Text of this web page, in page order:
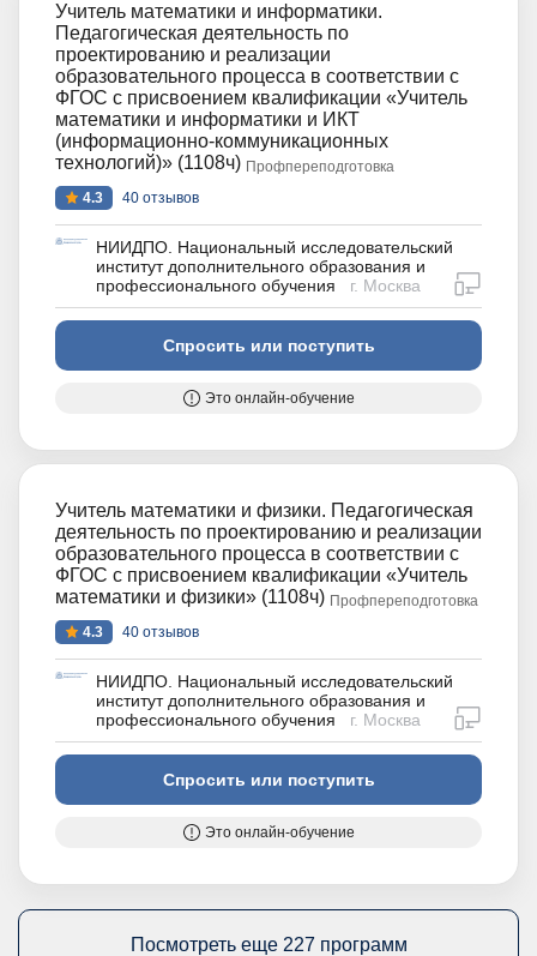
Учитель математики и информатики.
Педагогическая деятельность по
проектированию и реализации
образовательного процесса в соответствии с
ФГОС с присвоением квалификации «Учитель
математики и информатики и ИКТ
(информационно-коммуникационных
технологий)» (1108ч) Профпереподготовка
4.3
40 отзывов
НИИДПО. Национальный исследовательский
институт дополнительного образования и
профессионального обучения
г. Москва
Спросить или поступить
Это онлайн-обучение
Учитель математики и физики. Педагогическая
деятельность по проектированию и реализации
образовательного процесса в соответствии с
ФГОС с присвоением квалификации «Учитель
математики и физики» (1108ч) Профпереподготовка
4.3
40 отзывов
НИИДПО. Национальный исследовательский
институт дополнительного образования и
профессионального обучения
г. Москва
Спросить или поступить
Это онлайн-обучение
Посмотреть еще 227 программ